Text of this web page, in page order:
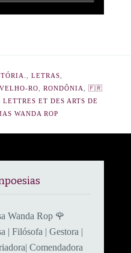
LETRAS
RO RONDÔNIA
🇫🇷
ET DES ARTS DE
WANDA ROP
Wanda Rop 🌹
| Filósofa | Gestora |
Comendadora